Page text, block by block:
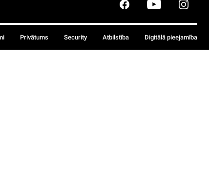
Privātums Security Atbilstība Digitālā pieejamība